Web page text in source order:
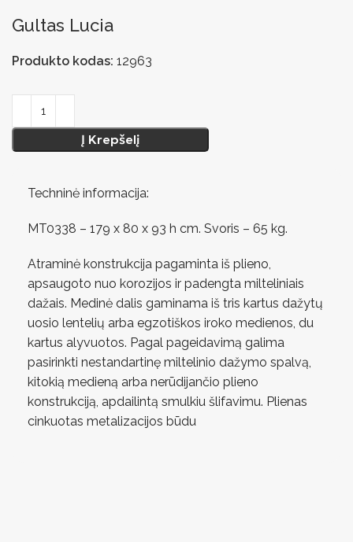
Gultas Lucia
Produkto kodas: 12963
Į Krepšelį
Techninė informacija:
MT0338 – 179 x 80 x 93 h cm. Svoris – 65 kg.
Atraminė konstrukcija pagaminta iš plieno,
apsaugoto nuo korozijos ir padengta milteliniais
dažais. Medinė dalis gaminama iš tris kartus dažytų
uosio lentelių arba egzotiškos iroko medienos, du
kartus alyvuotos. Pagal pageidavimą galima
pasirinkti nestandartinę miltelinio dažymo spalvą,
kitokią medieną arba nerūdijančio plieno
konstrukciją, apdailintą smulkiu šlifavimu. Plienas
cinkuotas metalizacijos būdu